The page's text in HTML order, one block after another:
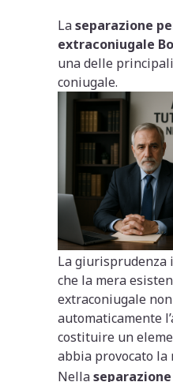
Laseparazione
extraconiugale
una delle
coniugale.
La giurisprudenza
che la mera
extraconiugale
automaticamente
costituire un
abbia provocato
Nella